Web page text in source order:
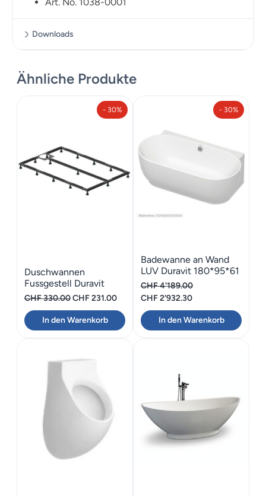
Art. No. 1038-0001
Downloads
Ähnliche Produkte
- 30%
Duschwannen
Fussgestell Duravit
Stonetto 100×80
CHF330.00Ursprünglicher
Preis
war:
CHF231.00Aktueller
Preis
ist:
In den Warenkorb
- 30%
Badewanne an Wand
LUV Duravit 180*95*61
CHF4'189.00
Ursprünglicher
Preis
war:
CHF2'932.30Aktueller
Preis
ist:
In den Warenkorb